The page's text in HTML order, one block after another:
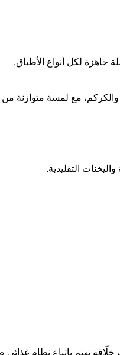
جاهزة لكل أنواع الأطباق.
والكركم، مع لمسة متوازنة
التقليدية.
خلّاقة تهتم باتباع نظام